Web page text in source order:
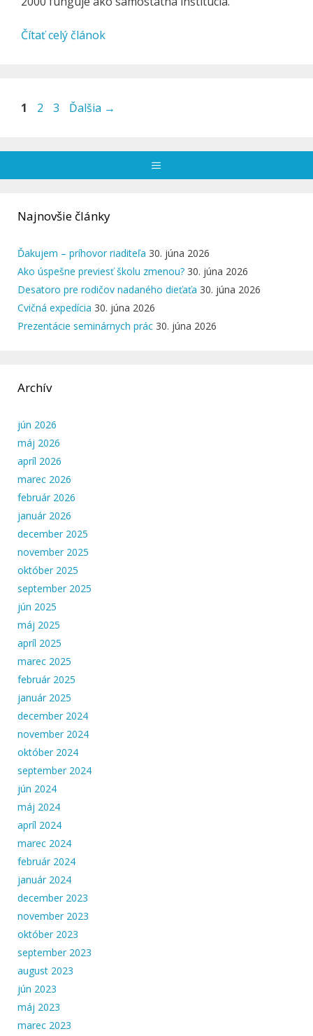
Čítať celý článok
Stránka
1 Stránka
2 Stránka
3 Ďalšia →
Najnovšie články
Ďakujem – príhovor riaditeľa 30. júna 2026
Ako úspešne previesť školu zmenou? 30. júna 2026
Desatoro pre rodičov nadaného dieťaťa 30. júna 2026
Cvičná expedícia 30. júna 2026
Prezentácie seminárnych prác 30. júna 2026
Archív
jún 2026
máj 2026
apríl 2026
marec 2026
február 2026
január 2026
december 2025
november 2025
október 2025
september 2025
jún 2025
máj 2025
apríl 2025
marec 2025
február 2025
január 2025
december 2024
november 2024
október 2024
september 2024
jún 2024
máj 2024
apríl 2024
marec 2024
február 2024
január 2024
december 2023
november 2023
október 2023
september 2023
august 2023
jún 2023
máj 2023
marec 2023